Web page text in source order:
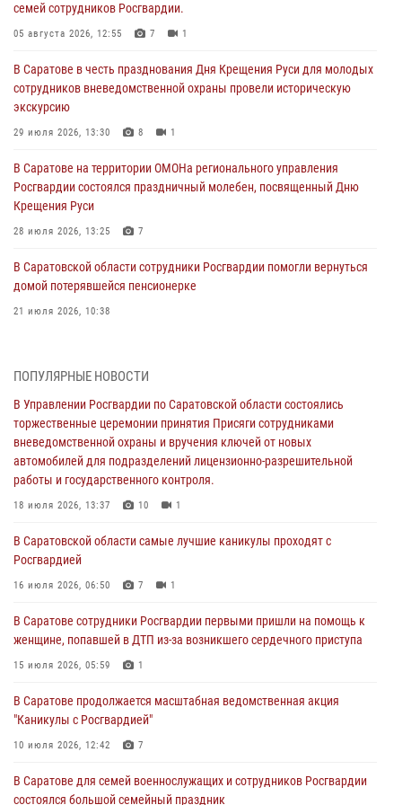
семей сотрудников Росгвардии.
05 августа 2026, 12:55 7 1
В Саратове в честь празднования Дня Крещения Руси для молодых
сотрудников вневедомственной охраны провели историческую
экскурсию
29 июля 2026, 13:30 8 1
В Саратове на территории ОМОНа регионального управления
Росгвардии состоялся праздничный молебен, посвященный Дню
Крещения Руси
28 июля 2026, 13:25 7
В Саратовской области сотрудники Росгвардии помогли вернуться
домой потерявшейся пенсионерке
21 июля 2026, 10:38
вневедомственной охраны и вручения ключей от новых
автомобилей для подразделений лицензионно-разрешительной
работы и государственного контроля.
18 июля 2026, 13:37 10 1
В Саратовской области самые лучшие каникулы проходят с
Росгвардией
В Саратове сотрудники Росгвардии первыми пришли на помощь к
женщине, попавшей в ДТП из-за возникшего сердечного приступа
В Саратове продолжается масштабная ведомственная акция
"Каникулы с Росгвардией"
В Саратовской области при содействии спецназа Росгвардии
задержан подозреваемый в незаконном обороте наркотиков
ПОПУЛЯРНЫЕ НОВОСТИ
В Управлении Росгвардии по Саратовской области состоялись
торжественные церемонии принятия Присяги сотрудниками
вневедомственной охраны и вручения ключей от новых
автомобилей для подразделений лицензионно-разрешительной
работы и государственного контроля.
18 июля 2026, 13:37 10 1
В Саратовской области самые лучшие каникулы проходят с
Росгвардией
16 июля 2026, 06:50 7 1
В Саратове сотрудники Росгвардии первыми пришли на помощь к
женщине, попавшей в ДТП из-за возникшего сердечного приступа
15 июля 2026, 05:59 1
В Саратове продолжается масштабная ведомственная акция
"Каникулы с Росгвардией"
10 июля 2026, 12:42 7
В Саратове для семей военнослужащих и сотрудников Росгвардии
состоялся большой семейный праздник